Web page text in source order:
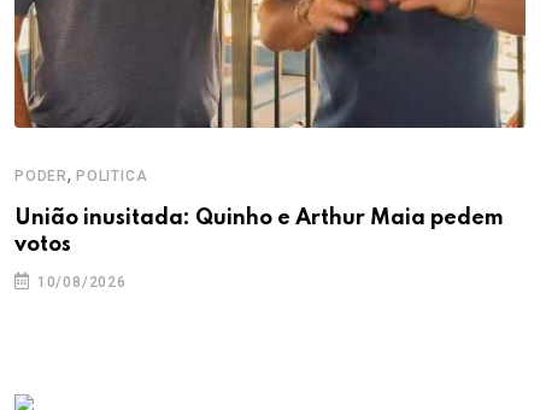
PODER, POLITICA
União inusitada: Quinho e Arthur Maia pedem
votos
10/08/2026